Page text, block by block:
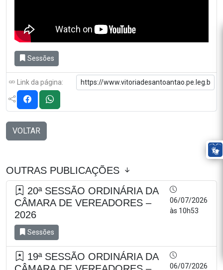
Sessões
Link da página:
VOLTAR
OUTRAS PUBLICAÇÕES
20ª SESSÃO ORDINÁRIA DA
CÂMARA DE VEREADORES –
2026
06/07/2026
às 10h53
Sessões
19ª SESSÃO ORDINÁRIA DA
06/07/2026